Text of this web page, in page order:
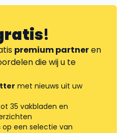
!
premium partneren
die wij u te
met nieuws uit uw
35 vakbladen en
op een selectie van